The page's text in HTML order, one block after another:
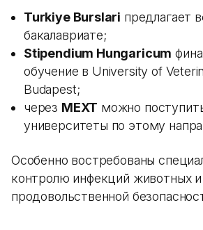
Turkiye Burslari предлагает
бакалавриате;
Stipendium Hungaricum
обучение в University of
Budapest;
через MEXT можно
университеты по этому
Особенно востребованы
контролю инфекций животных и
продовольственной